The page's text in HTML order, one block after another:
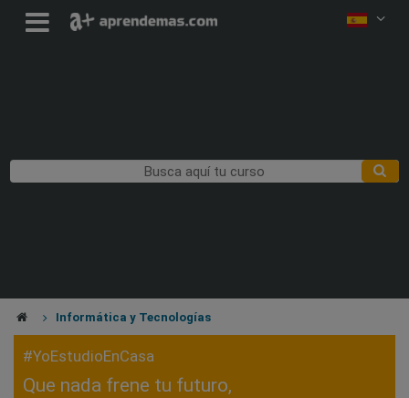
Informática y Tecnologías
#YoEstudioEnCasa
Que nada frene tu futuro,